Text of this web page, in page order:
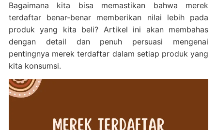
Bagaimana kita bisa memastikan bahwa merek
terdaftar benar-benar memberikan nilai lebih pada
produk yang kita beli? Artikel ini akan membahas
dengan detail dan penuh persuasi mengenai
pentingnya merek terdaftar dalam setiap produk yang
kita konsumsi.